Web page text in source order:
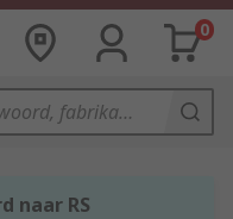
0
naar RS